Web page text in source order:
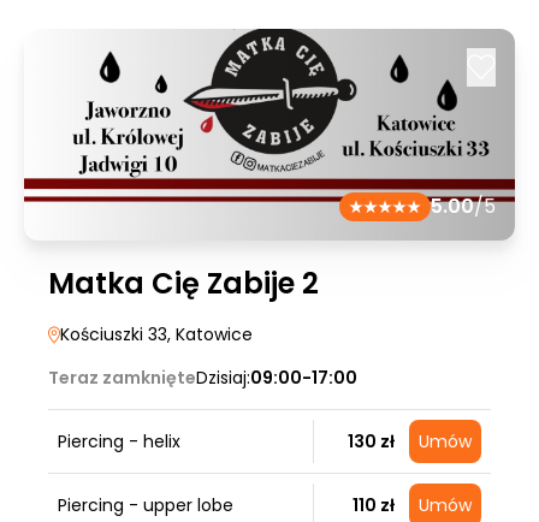
5.00/5
Matka Cię Zabije 2
Kościuszki 33, Katowice
Teraz zamknięteDzisiaj:09:00-17:00
Piercing - helix 130 zł Umów
Piercing - upper lobe 110 zł Umów